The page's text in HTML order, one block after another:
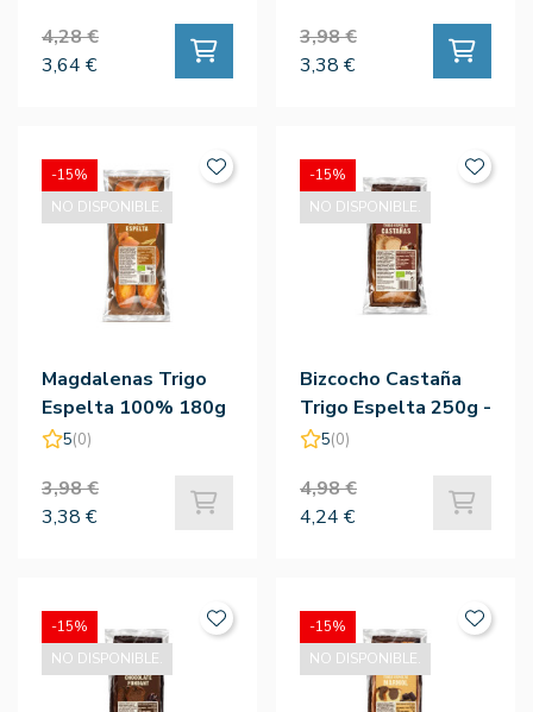
4,28 €
3,64 €
3,98 €
3,38 €
Magdalenas Trigo
Espelta 100% 180g
- Biocop
5(0)
3,98 €
3,38 €
-15%
NO DISPONIBLE.
Bizcocho Castaña
Trigo Espelta 250g -
Biocop
5(0)
4,98 €
4,24 €
-15%
NO DISPONIBLE.
-15%
NO DISPONIBLE.
-15%
NO DISPONIBLE.